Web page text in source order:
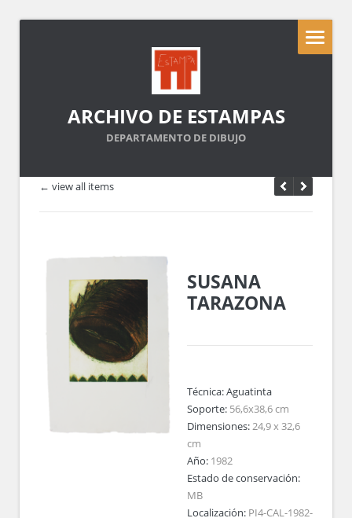
ARCHIVO DE ESTAMPAS
DEPARTAMENTO DE DIBUJO
← view all items
SUSANA
TARAZONA
Técnica:Aguatinta
Soporte: 56,6x38,6 cm
Dimensiones:24,9 x 32,6
cm
Año: 1982
Estado de conservación:
MB
Localización: PI4-CAL-1982-